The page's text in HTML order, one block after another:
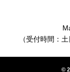
（受付時間：
©